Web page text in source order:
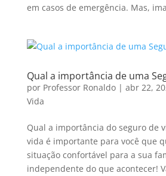
em casos de emergência. Mas,
Qual a importância de uma
por Professor Ronaldo| abr 22,
Vida
Qual a importância do seguro de
vida é importante para você que
situação confortável para a sua
independente do que acontecer!